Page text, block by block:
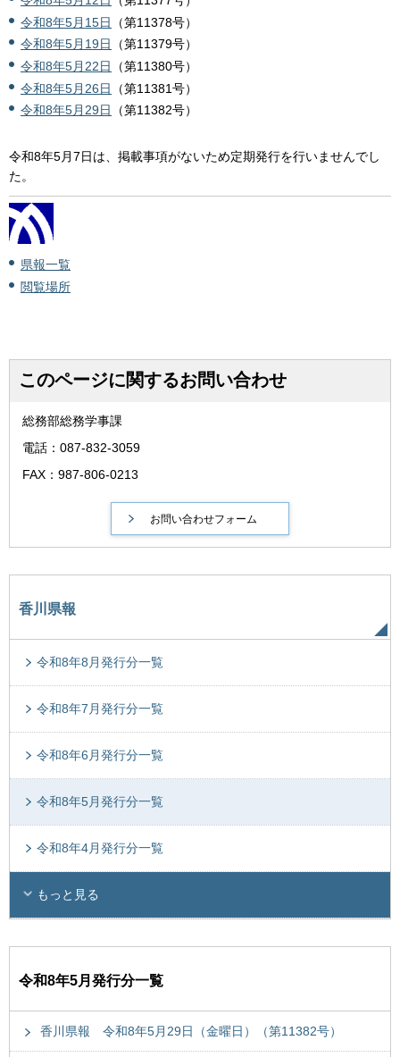
令和8年5月15日
（第11378号）
令和8年5月19日
（第11379号）
令和8年5月22日
（第11380号）
令和8年5月26日
（第11381号）
令和8年5月29日
（第11382号）
令和8年5月7日は、掲載事項がないため定期発行を行いませんでし
た。
県報一覧
閲覧場所
このページに関するお問い合わせ
総務部総務学事課
電話：087-832-3059
FAX：987-806-0213
香川県報
令和8年8月発行分一覧
令和8年7月発行分一覧
令和8年6月発行分一覧
令和8年5月発行分一覧
令和8年4月発行分一覧
もっと見る
令和8年5月発行分一覧
香川県報 令和8年5月29日（金曜日）（第11382号）